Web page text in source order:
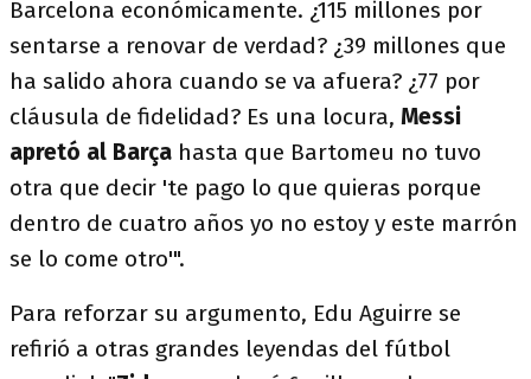
Barcelona económicamente. ¿115 millones por
sentarse a renovar de verdad? ¿39 millones que
ha salido ahora cuando se va afuera? ¿77 por
cláusula de fidelidad? Es una locura, Messi
apretó al Barça hasta que Bartomeu no tuvo
otra que decir 'te pago lo que quieras porque
dentro de cuatro años yo no estoy y este marrón
se lo come otro'".
Para reforzar su argumento, Edu Aguirre se
refirió a otras grandes leyendas del fútbol